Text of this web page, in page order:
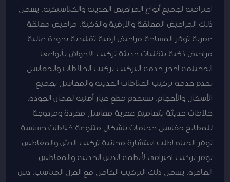
احترافية لجميع أنواع المراحيض الحديثة والكلاسيكية. يشمل
ذلك المراحيض المعلقة والأرضية والذكية. مراحيض معلقة
عصرية توفر المساحة مراحيض أرضية تقليدية بجودة عالية
مراحيض ذكية بتقنيات حديثة تركيب الأحواض بأنواعها
المختلفة احجز خدمة التركيب تركيب الخلاطات والمغاسل
نقدم خدمة تركيب الخلاطات الحديثة والمغاسل بجميع
الأشكال والأحجام. نستخدم قطع غيار أصلية لضمان الجودة.
خلاطات حديثة بتصاميم عصرية مغاسل مفردة ومزدوجة
للمطابخ مغاسل حمامات بأشكال متنوعة خلاطات حساسة
توفر المياه اطلب استشارة مجانية تركيب الدش والمغاطس
نوفر تركيب احترافي لأنظمة الدش الحديثة والمغاطس
الفاخرة. يشمل ذلك التركيب الكامل مع العزل المناسب. دش